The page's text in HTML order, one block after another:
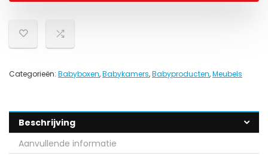
Categorieën: Babyboxen,Babykamers,Babyproducten,Meubels
Beschrijving
Aanvullende informatie